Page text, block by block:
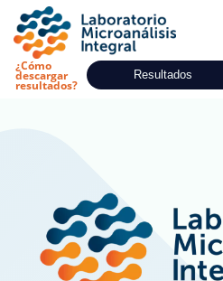
contenido
¿Cómo
descargar
resultados?
Resultados